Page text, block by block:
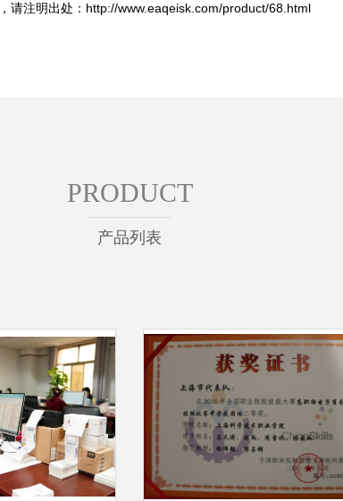
请注明出处：http://www.eaqeisk.com/product/68.html
PRODUCT
产品列表